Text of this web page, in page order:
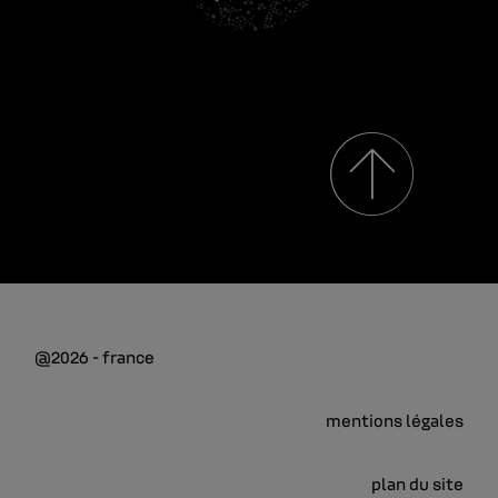
@2026 - france
mentions légales
plan du site